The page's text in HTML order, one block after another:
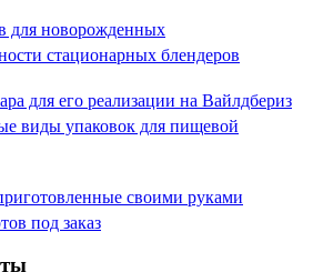
для новорожденных
стационарных блендеров
для его реализации на Вайлдбериз
виды упаковок для пищевой
своими руками
под заказ